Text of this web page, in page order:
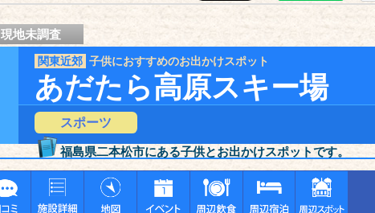
現地未調査
関東近郊 子供におすすめのお出かけスポット
あだたら高原スキー場
スポーツ
福島県二本松市にある子供とお出かけスポットです。